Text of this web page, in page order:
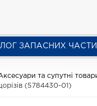
ЗАПАСНИХ
та супутні
(5784430-01)